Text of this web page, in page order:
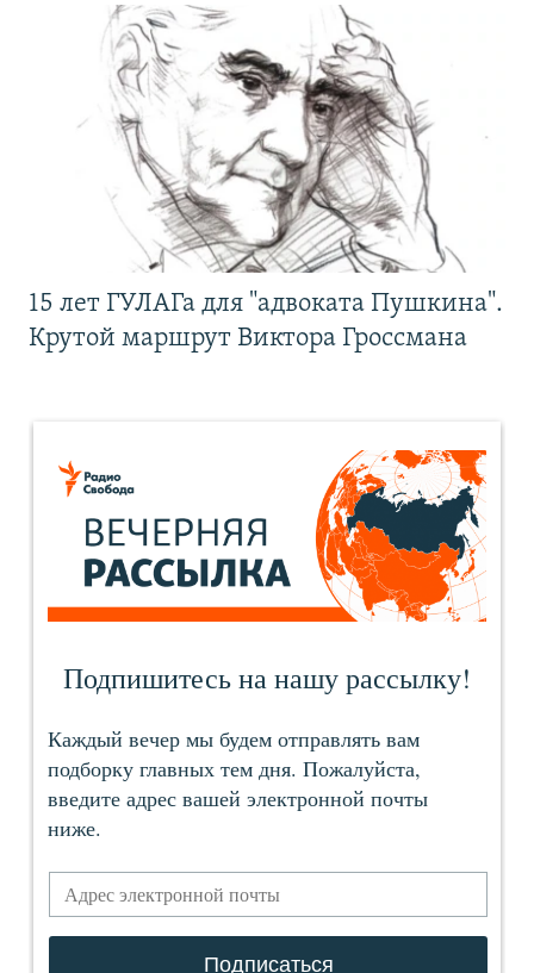
15 лет ГУЛАГа для "адвоката Пушкина".
Крутой маршрут Виктора Гроссмана